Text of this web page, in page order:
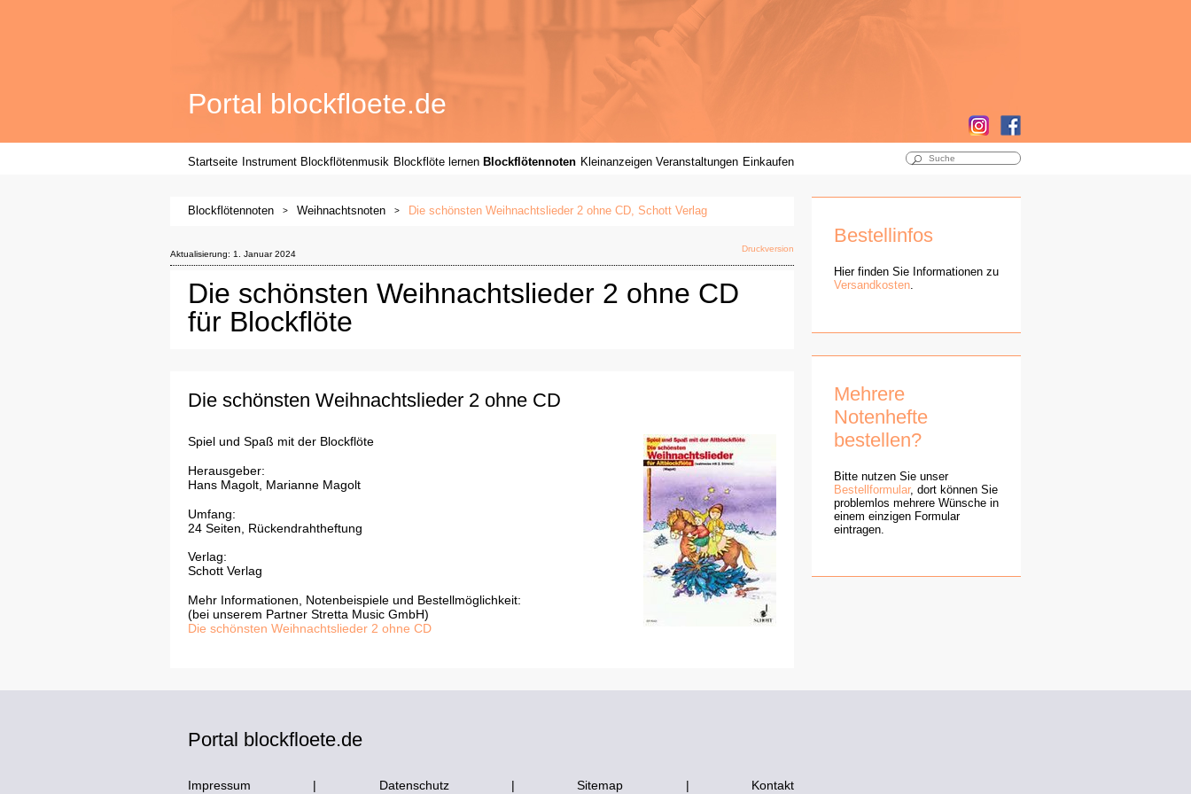
Portal blockfloete.de
Startseite Instrument Blockflötenmusik Blockflöte lernen Blockflötennoten Kleinanzeigen Veranstaltungen Einkaufen
Blockflötennoten Weihnachtsnoten Die schönsten Weihnachtslieder 2 ohne CD, Schott Verlag
Aktualisierung: 1. Januar 2024
Druckversion
Die schönsten Weihnachtslieder 2 ohne CD
für Blockflöte
Die schönsten Weihnachtslieder 2 ohne CD
Spiel und Spaß mit der Blockflöte
Herausgeber:
Hans Magolt, Marianne Magolt
Umfang:
24 Seiten, Rückendrahtheftung
Verlag:
Schott Verlag
Mehr Informationen, Notenbeispiele und Bestellmöglichkeit:
(bei unserem Partner Stretta Music GmbH)
Die schönsten Weihnachtslieder 2 ohne CD
Bestellinfos
Hier finden Sie Informationen zu
Versandkosten.
Mehrere
Notenhefte
bestellen?
Bitte nutzen Sie unser
Bestellformular, dort können Sie
problemlos mehrere Wünsche in
einem einzigen Formular
eintragen.
Portal blockfloete.de
Impressum | Datenschutz | Sitemap | Kontakt